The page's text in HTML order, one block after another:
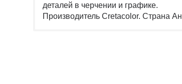
деталей в черчении и графике.
Производитель Cretacolor. Страна